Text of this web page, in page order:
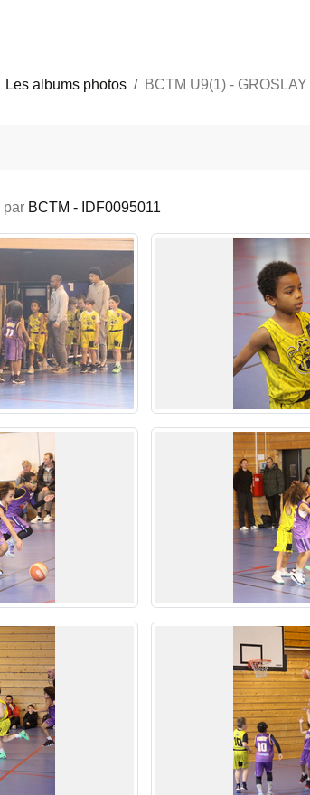
Les albums photos BCTM U9(1) - GROSLAY
par BCTM - IDF0095011